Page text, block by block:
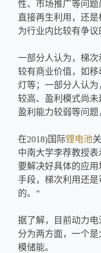
性、市场推广等问
直接再生利用，还
为行业内比较有争议
一部分人认为，梯
较有商业价值，如
灯等；一部分人认
较高、盈利模式尚未
盈利能力较弱等问题
在2018)国际锂电池
中南大学李荐教授
要解决好具体的应
手段，梯次利用还
的。”
据了解，目前动力
分为两方面，一个
模储能。